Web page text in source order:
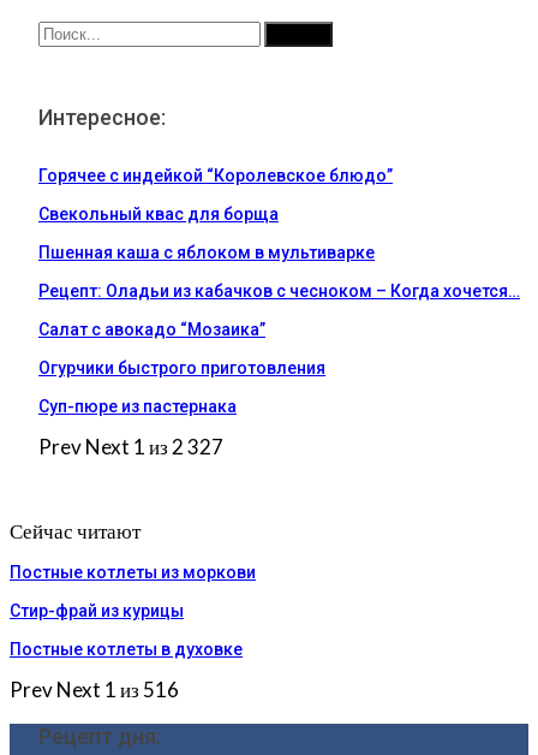
Интересное:
Горячее с индейкой “Королевское блюдо”
Свекольный квас для борща
Пшенная каша с яблоком в мультиварке
Рецепт: Оладьи из кабачков с чесноком – Когда хочется…
Салат с авокадо “Мозаика”
Огурчики быстрого приготовления
Суп-пюре из пастернака
PrevNext 1 из 2 327
Сейчас читают
Постные котлеты из моркови
Стир-фрай из курицы
Постные котлеты в духовке
PrevNext 1 из 516
Рецепт дня: